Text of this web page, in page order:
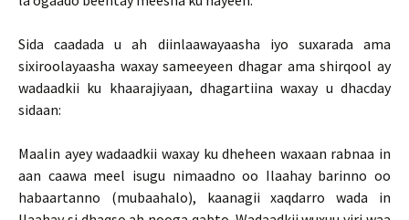
Sida caadada u ah diinlaawayaasha iyo suxarada ama
sixiroolayaasha waxay sameeyeen dhagar ama shirqool ay
wadaadkii ku khaarajiyaan, dhagartiina waxay u dhacday
sidaan:
Maalin ayey wadaadkii waxay ku dheheen waxaan rabnaa in
aan caawa meel isugu nimaadno oo Ilaahay barinno oo
habaartanno (mubaahalo), kaanagii xaqdarro wada in